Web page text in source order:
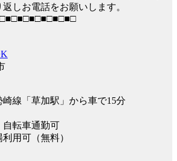
しお電話をお願いします。
線「草加駅」から車で15分
自転車通勤可
用可（無料）